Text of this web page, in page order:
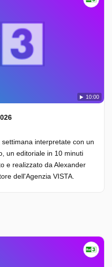
10:00
interpretate con un
un editoriale in 10 minuti
e realizzato da Alexander
dell'Agenzia VISTA.